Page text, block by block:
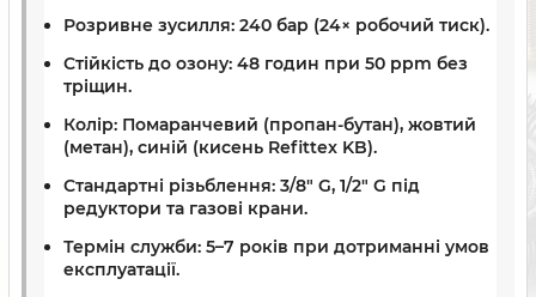
Розривне зусилля: 240 бар (24× робочий тиск).
Стійкість до озону: 48 годин при 50 ppm без
тріщин.
Колір: Помаранчевий (пропан-бутан), жовтий
(метан), синій (кисень Refittex KB).
Стандартні різьблення: 3/8″ G, 1/2″ G під
редуктори та газові крани.
Термін служби: 5–7 років при дотриманні умов
експлуатації.